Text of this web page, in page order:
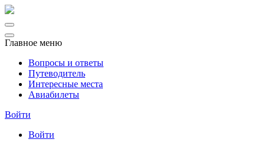
Главное меню
Вопросы и ответы
Путеводитель
Интересные места
Авиабилеты
Войти
Войти